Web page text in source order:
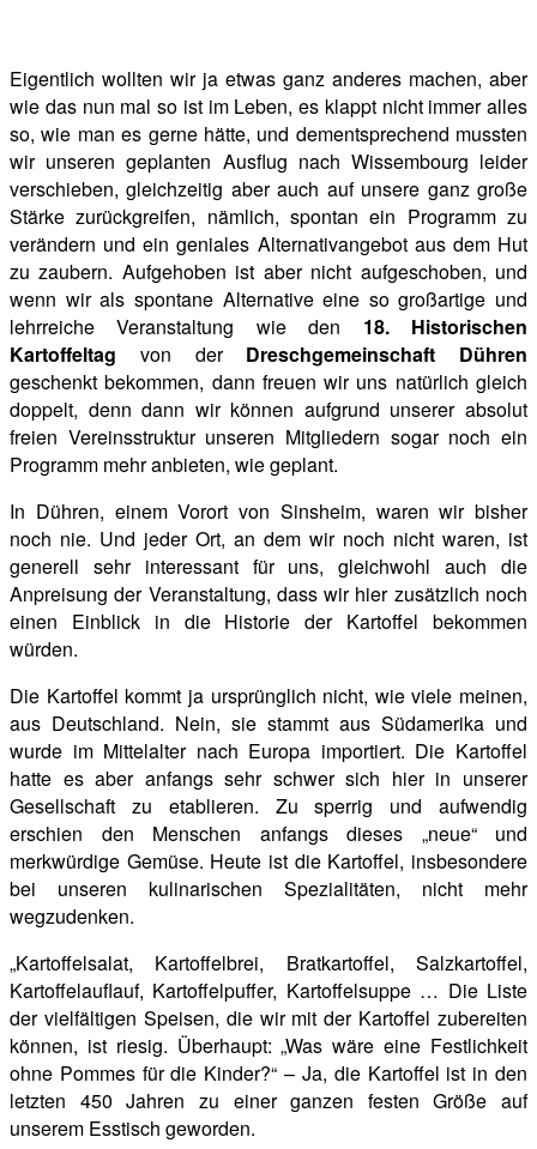
Eigentlich wollten wir ja etwas ganz anderes machen, aber
wie das nun mal so ist im Leben, es klappt nicht immer alles
so, wie man es gerne hätte, und dementsprechend mussten
wir unseren geplanten Ausflug nach Wissembourg leider
verschieben, gleichzeitig aber auch auf unsere ganz große
Stärke zurückgreifen, nämlich, spontan ein Programm zu
verändern und ein geniales Alternativangebot aus dem Hut
zu zaubern. Aufgehoben ist aber nicht aufgeschoben, und
wenn wir als spontane Alternative eine so großartige und
lehrreiche Veranstaltung wie den 18. Historischen
Kartoffeltag von der Dreschgemeinschaft Dühren
geschenkt bekommen, dann freuen wir uns natürlich gleich
doppelt, denn dann wir können aufgrund unserer absolut
freien Vereinsstruktur unseren Mitgliedern sogar noch ein
Programm mehr anbieten, wie geplant.
In Dühren, einem Vorort von Sinsheim, waren wir bisher
noch nie. Und jeder Ort, an dem wir noch nicht waren, ist
generell sehr interessant für uns, gleichwohl auch die
Anpreisung der Veranstaltung, dass wir hier zusätzlich noch
einen Einblick in die Historie der Kartoffel bekommen
würden.
Die Kartoffel kommt ja ursprünglich nicht, wie viele meinen,
aus Deutschland. Nein, sie stammt aus Südamerika und
wurde im Mittelalter nach Europa importiert. Die Kartoffel
hatte es aber anfangs sehr schwer sich hier in unserer
Gesellschaft zu etablieren. Zu sperrig und aufwendig
erschien den Menschen anfangs dieses „neue“ und
merkwürdige Gemüse. Heute ist die Kartoffel, insbesondere
bei unseren kulinarischen Spezialitäten, nicht mehr
wegzudenken.
„Kartoffelsalat, Kartoffelbrei, Bratkartoffel, Salzkartoffel,
Kartoffelauflauf, Kartoffelpuffer, Kartoffelsuppe … Die Liste
der vielfältigen Speisen, die wir mit der Kartoffel zubereiten
können, ist riesig. Überhaupt: „Was wäre eine Festlichkeit
ohne Pommes für die Kinder?“ – Ja, die Kartoffel ist in den
letzten 450 Jahren zu einer ganzen festen Größe auf
unserem Esstisch geworden.